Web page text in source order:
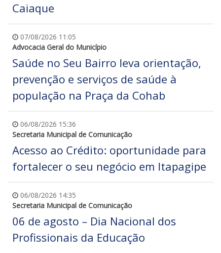
Caiaque
07/08/2026 11:05
Advocacia Geral do Município
Saúde no Seu Bairro leva orientação,
prevenção e serviços de saúde à
população na Praça da Cohab
06/08/2026 15:36
Secretaria Municipal de Comunicação
Acesso ao Crédito: oportunidade para
fortalecer o seu negócio em Itapagipe
06/08/2026 14:35
Secretaria Municipal de Comunicação
06 de agosto – Dia Nacional dos
Profissionais da Educação